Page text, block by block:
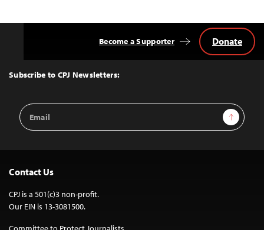
Top
Subscribe to CPJ Newsletters:
Email
Address
Sign Up
Become a Supporter Donate
Contact Us
CPJ is a 501(c)3 non-profit.
Our EIN is 13-3081500.